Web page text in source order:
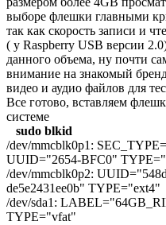
выборе флешки главными
так как скорость записи и
( у Raspberry USB версии
данного объема, ну почти
внимание на знакомый
видео и аудио файлов для
Все готово, вставляем
системе
sudo blkid
/dev/mmcblk0p1:
UUID="2654-BFC0"
/dev/mmcblk0p2:
de5e2431ee0b" TYPE="ext4"
/dev/sda1:
TYPE="vfat"